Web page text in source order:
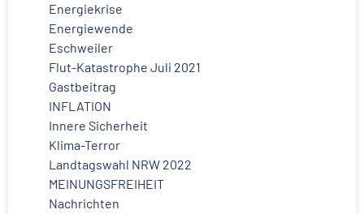
Energiekrise
Energiewende
Eschweiler
Flut-Katastrophe Juli 2021
Gastbeitrag
INFLATION
Innere Sicherheit
Klima-Terror
Landtagswahl NRW 2022
MEINUNGSFREIHEIT
Nachrichten